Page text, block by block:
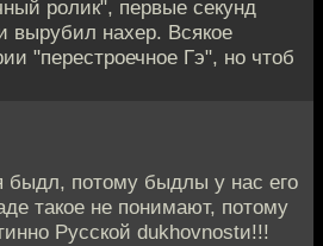
ролик", первые секунд
вырубил нахер. Всякое
"перестроечное Гэ", но чтоб
быдл, потому быдлы у нас его
такое не понимают, потому
Русской dukhovnostи!!!